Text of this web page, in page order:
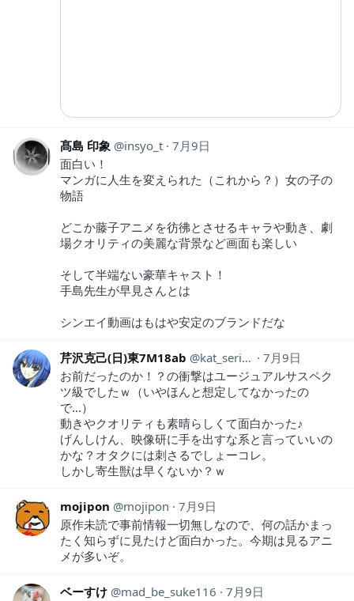
髙島 印象 insyo_t 7月9日
面白い！
マンガに人生を変えられた（これから？）女の子の
物語
どこか藤子アニメを彷彿とさせるキャラや動き、劇
場クオリティの美麗な背景など画面も楽しい
そして半端ない豪華キャスト！
手島先生が早見さんとは
シンエイ動画はもはや安定のブランドだな
芹沢克己(日)東7M18ab kat_serizawa
7月9日
お前だったのか！？の衝撃はユージュアルサスペク
ツ級でしたｗ（いやほんと想定してなかったの
で…）
動きやクオリティも素晴らしくて面白かった♪
げんしけん、映像研に手を出すな系と言っていいの
かな？オタクには刺さるでしょーコレ。
しかし寄生獣は早くないか？ｗ
mojipon mojipon
7月9日
原作未読で事前情報一切無しなので、何の話かまっ
たく知らずに見たけど面白かった。今期は見るアニ
メが多いぞ。
ベーすけ mad_be_suke116
7月9日